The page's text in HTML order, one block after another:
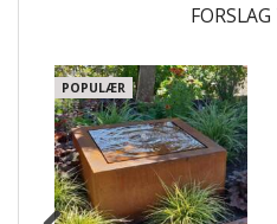
POPULÆR